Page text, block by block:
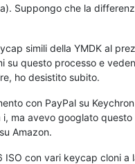
Suppongo che la
simili della YMDK al
su questo processo e
ho desistito subito.
con PayPal su
i, ma avevo googlato
Amazon.
ISO con vari keycap cloni